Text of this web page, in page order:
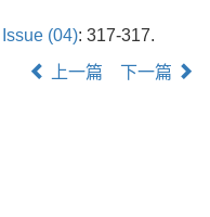
Issue (04): 317-317.
上一篇 下一篇